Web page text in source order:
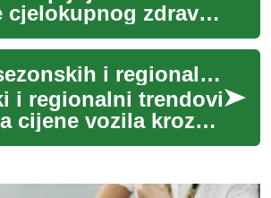
cjelokupnog zdravlja
a često ga
zdravo za gotovo.
kv...
Utjecaj sezonskih i regionalnih trendova na cijene vozila
i regionalni trendovi
cijene vozila kroz
u potražnji,
i troškovima
...